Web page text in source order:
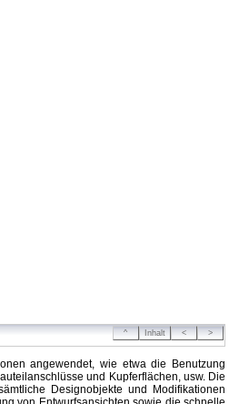
^ Inhalt < >
angewendet, wie etwa die Benutzung
und Kupferflächen, usw. Die
Designobjekte und Modifikationen